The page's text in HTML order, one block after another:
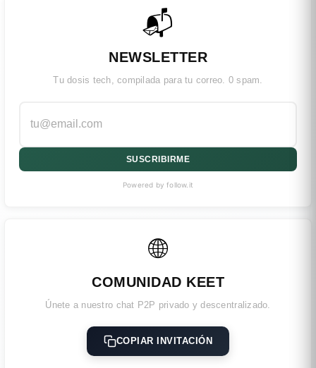
📬
NEWSLETTER
Tu dosis tech, compilada para tu correo. 0 spam.
SUSCRIBIRME
Powered by follow.it
🌐
COMUNIDAD KEET
Únete a nuestro chat P2P privado y descentralizado.
COPIAR INVITACIÓN